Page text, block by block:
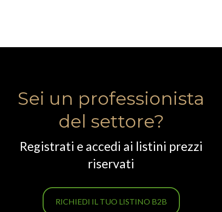
Sei un professionista
del settore?
Registrati e accedi ai listini prezzi
riservati
RICHIEDI IL TUO LISTINO B2B